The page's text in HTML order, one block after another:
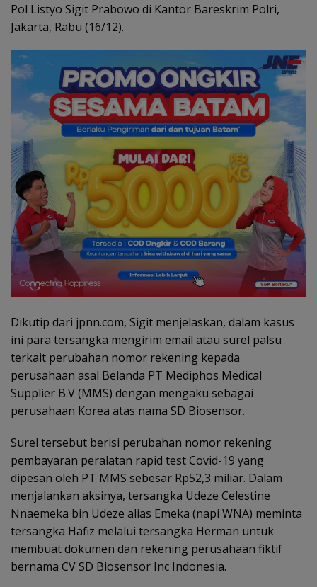
Pol Listyo Sigit Prabowo di Kantor Bareskrim Polri,
Jakarta, Rabu (16/12).
Dikutip dari jpnn.com, Sigit menjelaskan, dalam kasus
ini para tersangka mengirim email atau surel palsu
terkait perubahan nomor rekening kepada
perusahaan asal Belanda PT Mediphos Medical
Supplier B.V (MMS) dengan mengaku sebagai
perusahaan Korea atas nama SD Biosensor.
Surel tersebut berisi perubahan nomor rekening
pembayaran peralatan rapid test Covid-19 yang
dipesan oleh PT MMS sebesar Rp52,3 miliar. Dalam
menjalankan aksinya, tersangka Udeze Celestine
Nnaemeka bin Udeze alias Emeka (napi WNA) meminta
tersangka Hafiz melalui tersangka Herman untuk
membuat dokumen dan rekening perusahaan fiktif
bernama CV SD Biosensor Inc Indonesia.